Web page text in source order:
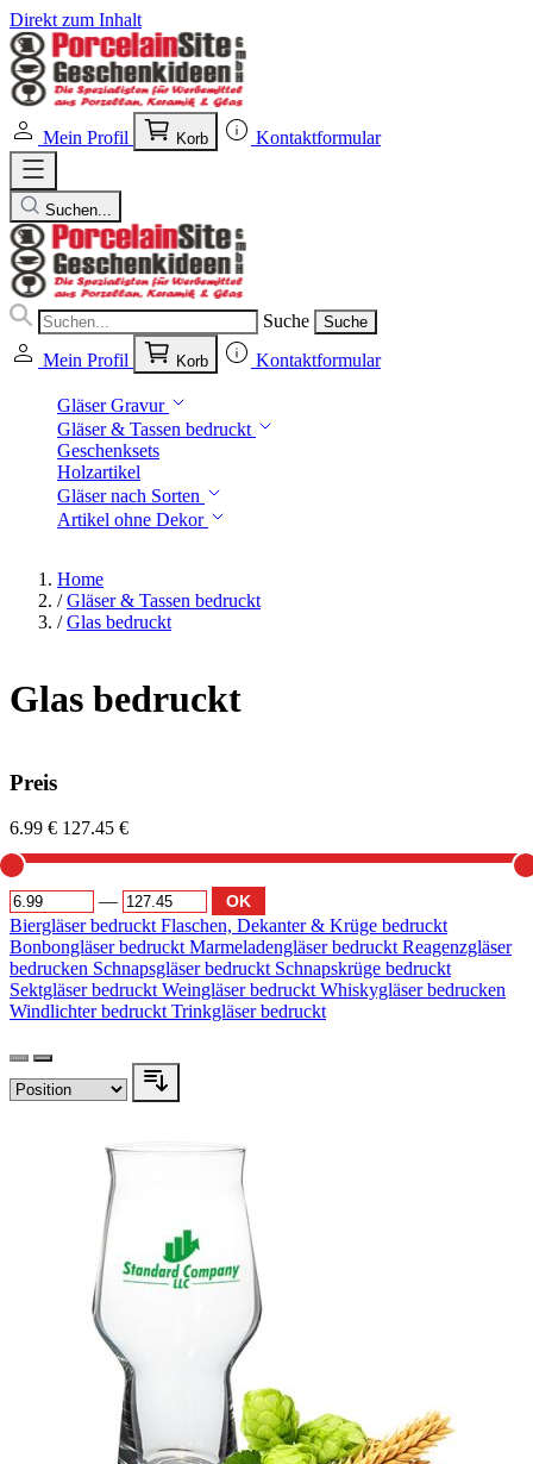
Direkt zum Inhalt
Mein Profil Korb Kontaktformular
Suchen...
Suche Suche
Mein Profil Korb Kontaktformular
Gläser Gravur
Gläser & Tassen bedruckt
Geschenksets
Holzartikel
Gläser nach Sorten
Artikel ohne Dekor
Home
/ Gläser & Tassen bedruckt
/ Glas bedruckt
Glas bedruckt
Preis
6.99 € 127.45 €
— OK
Biergläser bedruckt Flaschen, Dekanter & Krüge bedruckt
Bonbongläser bedruckt Marmeladengläser bedruckt Reagenzgläser
bedrucken Schnapsgläser bedruckt Schnapskrüge bedruckt
Sektgläser bedruckt Weingläser bedruckt Whiskygläser bedrucken
Windlichter bedruckt Trinkgläser bedruckt